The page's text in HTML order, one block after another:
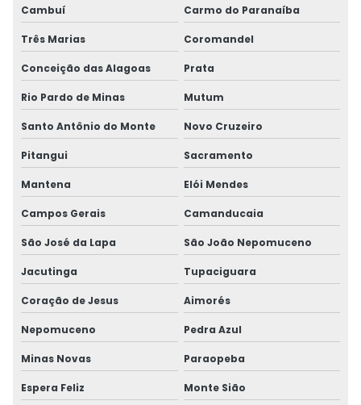
Cambuí Carmo do Paranaíba
Três Marias Coromandel
Conceição das Alagoas Prata
Rio Pardo de Minas Mutum
Santo Antônio do Monte Novo Cruzeiro
Pitangui Sacramento
Mantena Elói Mendes
Campos Gerais Camanducaia
São José da Lapa São João Nepomuceno
Jacutinga Tupaciguara
Coração de Jesus Aimorés
Nepomuceno Pedra Azul
Minas Novas Paraopeba
Espera Feliz Monte Sião